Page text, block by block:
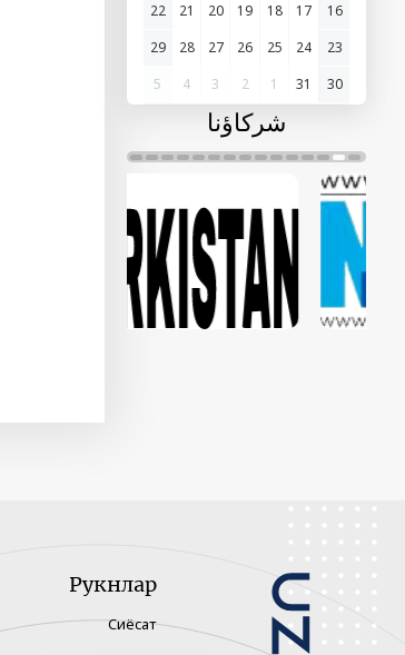
16
17
18
19
20
21
22
23
24
25
26
27
28
29
30
31
1
2
3
4
5
شركاؤنا
Рукнлар
Сиёсат